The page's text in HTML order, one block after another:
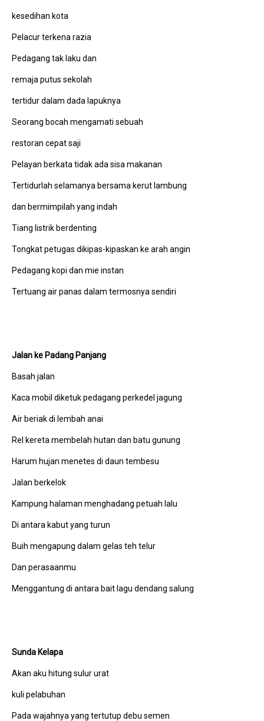
kesedihan kota
Pelacur terkena razia
Pedagang tak laku dan
remaja putus sekolah
tertidur dalam dada lapuknya
Seorang bocah mengamati sebuah
restoran cepat saji
Pelayan berkata tidak ada sisa makanan
Tertidurlah selamanya bersama kerut lambung
dan bermimpilah yang indah
Tiang listrik berdenting
Tongkat petugas dikipas-kipaskan ke arah angin
Pedagang kopi dan mie instan
Tertuang air panas dalam termosnya sendiri
Jalan ke Padang Panjang
Basah jalan
Kaca mobil diketuk pedagang perkedel jagung
Air beriak di lembah anai
Rel kereta membelah hutan dan batu gunung
Harum hujan menetes di daun tembesu
Jalan berkelok
Kampung halaman menghadang petuah lalu
Di antara kabut yang turun
Buih mengapung dalam gelas teh telur
Dan perasaanmu
Menggantung di antara bait lagu dendang salung
Sunda Kelapa
Akan aku hitung sulur urat
kuli pelabuhan
Pada wajahnya yang tertutup debu semen